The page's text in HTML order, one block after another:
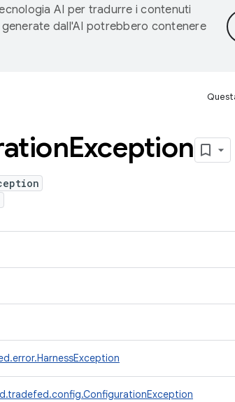
AI per tradurre i contenuti
dall'AI potrebbero contenere
Exception